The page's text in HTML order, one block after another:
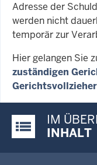
Adresse der
werden nicht
temporär zur
Hier gelangen Sie
zuständigen
Justiz-Portal im
IM
INHALT